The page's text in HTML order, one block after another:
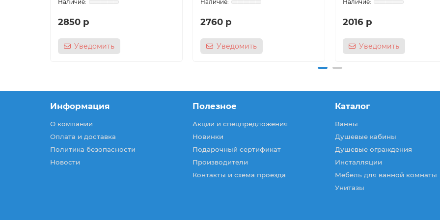
2850 р
Уведомить
2760 р
Уведомить
2016 р
Уведомить
Информация
О компании
Оплата и доставка
Политика безопасности
Новости
Полезное
Акции и спецпредложения
Новинки
Подарочный сертификат
Производители
Контакты и схема проезда
Каталог
Ванны
Душевые кабины
Душевые ограждения
Инсталляции
Мебель для ванной комнаты
Унитазы